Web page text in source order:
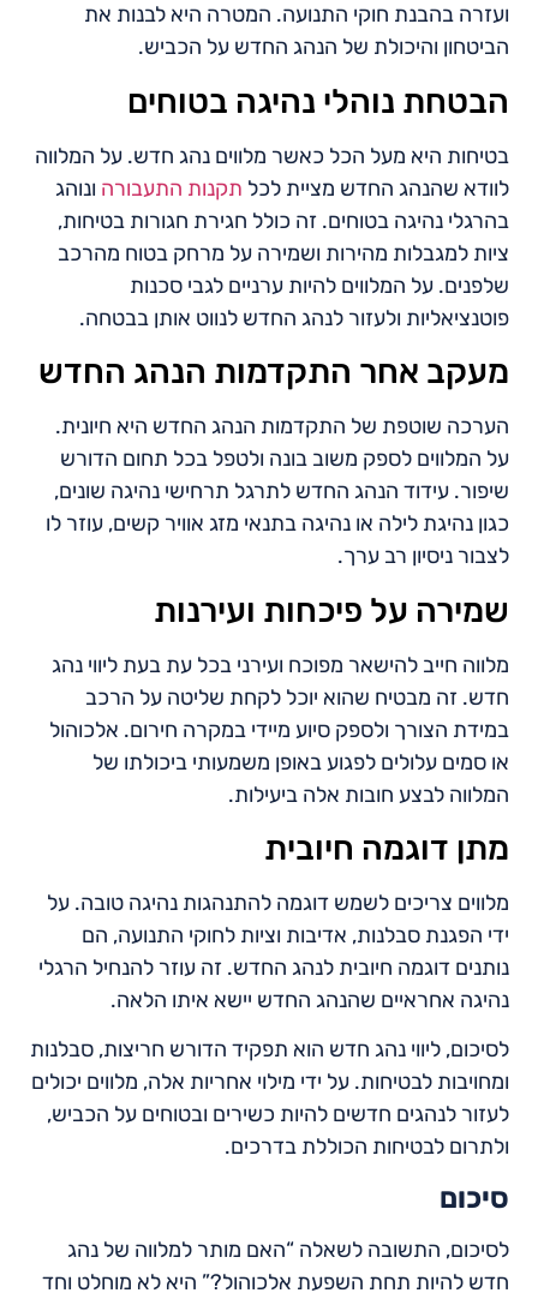
ועזרה בהבנת חוקי התנועה. המטרה היא לבנות את
הביטחון והיכולת של הנהג החדש על הכביש.
הבטחת נוהלי נהיגה בטוחים
בטיחות היא מעל הכל כאשר מלווים נהג חדש. על המלווה
לוודא שהנהג החדש מציית לכל תקנות התעבורה ונוהג
בהרגלי נהיגה בטוחים. זה כולל חגירת חגורות בטיחות,
ציות למגבלות מהירות ושמירה על מרחק בטוח מהרכב
שלפנים. על המלווים להיות ערניים לגבי סכנות
פוטנציאליות ולעזור לנהג החדש לנווט אותן בבטחה.
מעקב אחר התקדמות הנהג החדש
הערכה שוטפת של התקדמות הנהג החדש היא חיונית.
על המלווים לספק משוב בונה ולטפל בכל תחום הדורש
שיפור. עידוד הנהג החדש לתרגל תרחישי נהיגה שונים,
כגון נהיגת לילה או נהיגה בתנאי מזג אוויר קשים, עוזר לו
לצבור ניסיון רב ערך.
שמירה על פיכחות ועירנות
מלווה חייב להישאר מפוכח ועירני בכל עת בעת ליווי נהג
חדש. זה מבטיח שהוא יוכל לקחת שליטה על הרכב
במידת הצורך ולספק סיוע מיידי במקרה חירום. אלכוהול
או סמים עלולים לפגוע באופן משמעותי ביכולתו של
המלווה לבצע חובות אלה ביעילות.
מתן דוגמה חיובית
מלווים צריכים לשמש דוגמה להתנהגות נהיגה טובה. על
ידי הפגנת סבלנות, אדיבות וציות לחוקי התנועה, הם
נותנים דוגמה חיובית לנהג החדש. זה עוזר להנחיל הרגלי
נהיגה אחראיים שהנהג החדש יישא איתו הלאה.
לסיכום, ליווי נהג חדש הוא תפקיד הדורש חריצות, סבלנות
ומחויבות לבטיחות. על ידי מילוי אחריות אלה, מלווים יכולים
לעזור לנהגים חדשים להיות כשירים ובטוחים על הכביש,
ולתרום לבטיחות הכוללת בדרכים.
סיכום
לסיכום, התשובה לשאלה “האם מותר למלווה של נהג
חדש להיות תחת השפעת אלכוהול?” היא לא מוחלט וחד